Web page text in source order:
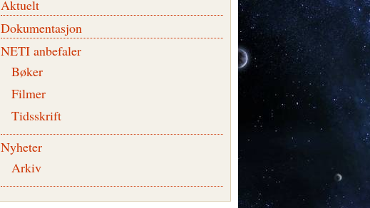
Aktuelt
Dokumentasjon
NETI anbefaler
Bøker
Filmer
Tidsskrift
Nyheter
Arkiv